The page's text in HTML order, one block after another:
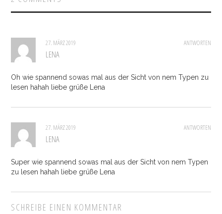
ANTWORTEN
27. MÄRZ 2019
LENA
Oh wie spannend sowas mal aus der Sicht von nem Typen zu
lesen hahah liebe grüße Lena
ANTWORTEN
27. MÄRZ 2019
LENA
Super wie spannend sowas mal aus der Sicht von nem Typen
zu lesen hahah liebe grüße Lena
SCHREIBE EINEN KOMMENTAR